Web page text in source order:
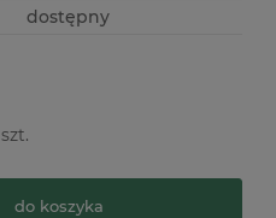
dostępny
szt.
do koszyka